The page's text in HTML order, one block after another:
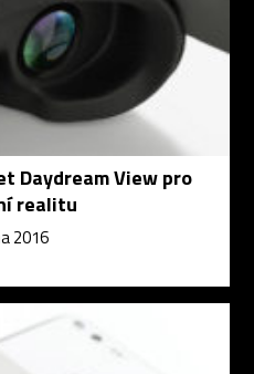
Daydream View pro
realitu
2016